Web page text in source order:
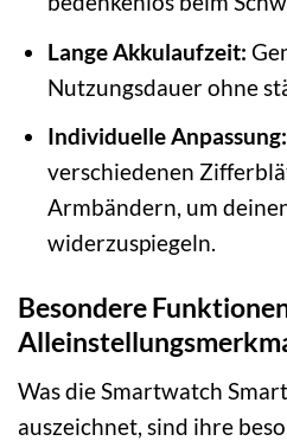
Lange Akkulaufzeit:
Nutzungsdauer ohne
Individuelle Anpassung:
verschiedenen
Armbändern, um
widerzuspiegeln.
Besondere
Was die Smartwatch
auszeichnet, sind ihre